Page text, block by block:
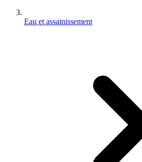
Eau et assainissement